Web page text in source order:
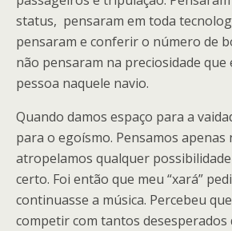
status, pensaram em toda
pensaram e conferir o número de
não pensaram na preciosidade que
pessoa naquele navio.
Quando damos espaço para a
para o egoísmo. Pensamos apenas
atropelamos qualquer
certo. Foi então que meu “xará”
continuasse a música. Percebeu
competir com tantos desesperados